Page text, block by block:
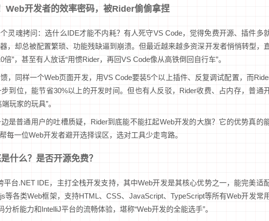
Web开发者的效率密码，被Rider偷偷拿捏
灵魂拷问：选什么IDE才能不内耗？有人死守VS Code，觉得免费开源、插件多
，却总被配置繁琐、功能残缺逼到崩溃。但最近越来越多资深开发者悄悄转型，
”，甚至有人放话“用惯Rider，再回VS Code像从高铁倒回自行车”。
，同样一个Web页面开发，用VS Code要装5个以上插件、反复调试配置，而
到位，能节省30%以上的开发时间。但也有人反驳，Rider收费、占内存，普通
玩家的玩具”。
是普通用户的吐槽质疑，Rider到底能不能扛起Web开发的大旗？它的优势真的
每一位Web开发者避开选择误区，选对工具少走弯路。
什么？是否开源免费？
平台.NET IDE，主打全栈开发支持，其中Web开发是其核心优势之一，能完美适
等各类Web框架，支持HTML、CSS、JavaScript、TypeScript等所有Web开发常
析能力和IntelliJ平台的流畅体验，堪称“Web开发的全能选手”。